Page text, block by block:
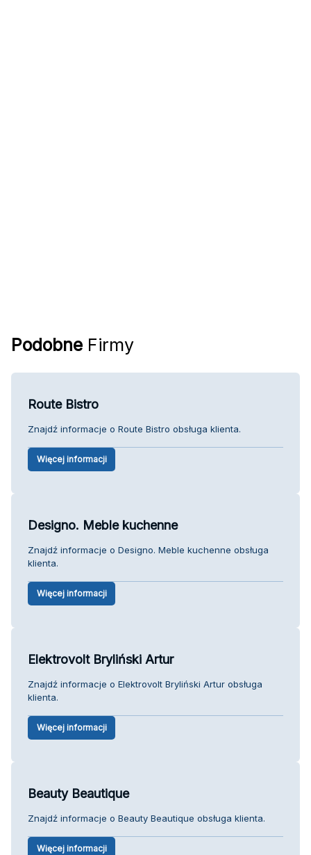
Podobne Firmy
Route Bistro
Znajdź informacje o Route Bistro obsługa klienta.
Więcej informacji
Designo. Meble kuchenne
Znajdź informacje o Designo. Meble kuchenne obsługa
klienta.
Więcej informacji
Elektrovolt Bryliński Artur
Znajdź informacje o Elektrovolt Bryliński Artur obsługa
klienta.
Więcej informacji
Beauty Beautique
Znajdź informacje o Beauty Beautique obsługa klienta.
Więcej informacji